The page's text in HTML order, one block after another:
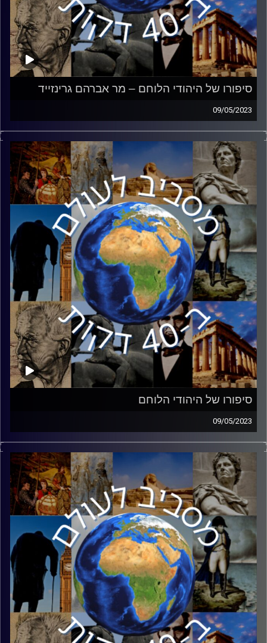
סיפורו של היהודי הלוחם – מר אברהם גרינזייד
09/05/2023
500 אלף יהודים לחמו בשורות הצבא האדום כנגד האויב
הנאצי. לכבוד יום הניצחון על הנאצים, ראיון עם יו״ר ברית
הווטרנים הישראלית מר אברהם גרינזייד. אברהם יספר את
סיפורו האישי במלחמה, השפעתה של המלחמה עליו ועל
משפחתו והשלכותיה הכבדות.
קרדיט תמונות:יוסי מצרי
סיפורו של היהודי הלוחם
09/05/2023
בציבוריות הישראלית מלחמת העולם השנייה מתקשרת ישירות
ובעיקר לשואה ולסיפורי הגבורה במרד גטו ורשה והפרטיזנים.
אך היו גם סיפורי גבורה נוספים. כמיליון וחצי חיילים יהודים
נלחמו כנגד הנאצים במלחמת העולם השנייה. בחזית המזרחית,
שם המלחמה הייתה האכזרית והקשה במיוחד – שירתו 500
אלף יהודים בצבא האדום. סגן אלוף אסף אפרתי ממוזיאון
היהודי הלוחם במלחמת העולם השנייה יספר את חלקם
המכריע של יהודים בצבא האדום ותרומתם המערכת לניצחון.
קרדיט תמונות:יוסי מצרי